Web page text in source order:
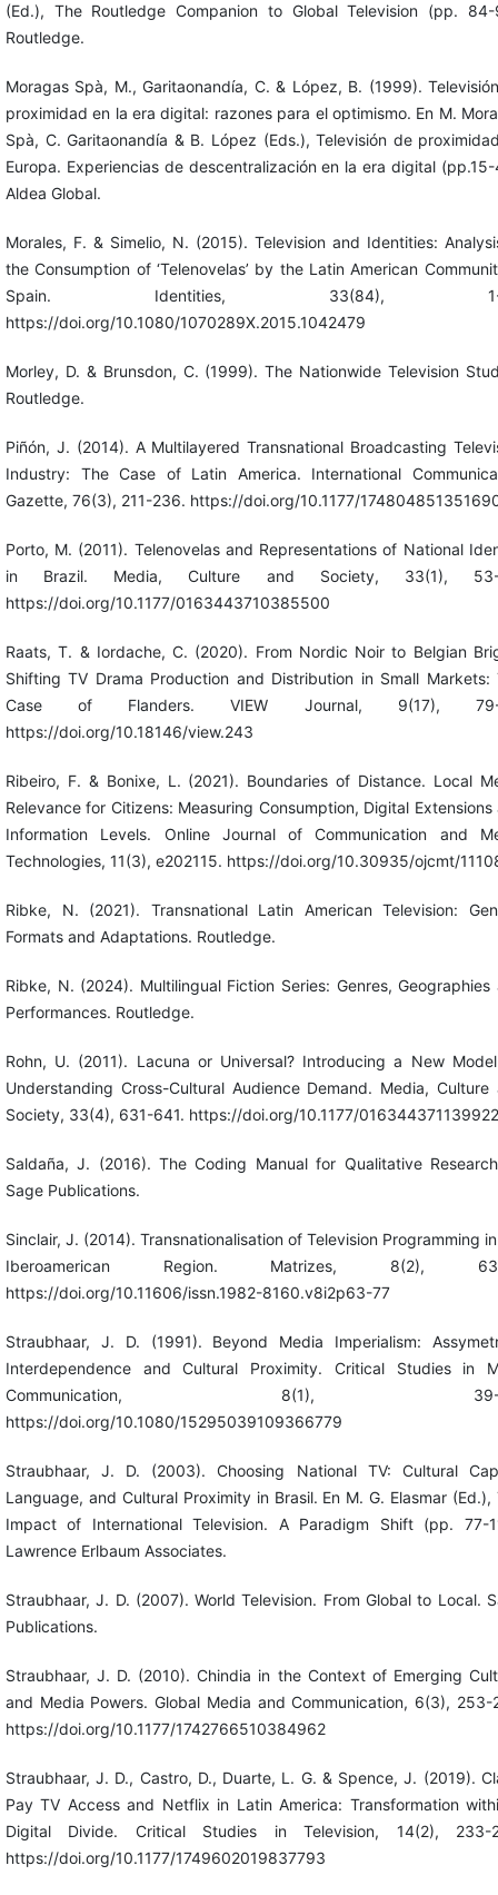
(Ed.), The Routledge Companion to Global Television (pp. 84-
Routledge.
Moragas Spà, M., Garitaonandía, C. & López, B. (1999).
proximidad en la era digital: razones para el optimismo. En M.
Spà, C. Garitaonandía & B. López (Eds.), Televisión de
Europa. Experiencias de descentralización en la era digital
Aldea Global.
Morales, F. & Simelio, N. (2015). Television and Identities:
the Consumption of ‘Telenovelas’ by the Latin American
Spain. Identities, 33(84), 1-
https://doi.org/10.1080/1070289X.2015.1042479
Morley, D. & Brunsdon, C. (1999). The Nationwide Television
Routledge.
Piñón, J. (2014). A Multilayered Transnational Broadcasting
Industry: The Case of Latin America. International
Gazette, 76(3), 211-236. https://doi.org/10.1177/
Porto, M. (2011). Telenovelas and Representations of National
in Brazil. Media, Culture and Society, 33(1), 53-
https://doi.org/10.1177/0163443710385500
Raats, T. & Iordache, C. (2020). From Nordic Noir to Belgian
Shifting TV Drama Production and Distribution in Small Markets:
Case of Flanders. VIEW Journal, 9(17), 79-
https://doi.org/10.18146/view.243
Ribeiro, F. & Bonixe, L. (2021). Boundaries of Distance. Local
Relevance for Citizens: Measuring Consumption, Digital Extensions
Information Levels. Online Journal of Communication and
Technologies, 11(3), e202115. https://doi.org/10.30935/ojcmt/
Ribke, N. (2021). Transnational Latin American Television:
Formats and Adaptations. Routledge.
Ribke, N. (2024). Multilingual Fiction Series: Genres, Geographies
Performances. Routledge.
Rohn, U. (2011). Lacuna or Universal? Introducing a New
Understanding Cross-Cultural Audience Demand. Media, Culture
Society, 33(4), 631-641. https://doi.org/10.1177/
Saldaña, J. (2016). The Coding Manual for Qualitative
Sage Publications.
Sinclair, J. (2014). Transnationalisation of Television Programming
Iberoamerican Region. Matrizes, 8(2), 63-
https://doi.org/10.11606/issn.1982-8160.v8i2p63-77
Straubhaar, J. D. (1991). Beyond Media Imperialism:
Interdependence and Cultural Proximity. Critical Studies in
Communication, 8(1), 39-
https://doi.org/10.1080/15295039109366779
Straubhaar, J. D. (2003). Choosing National TV: Cultural
Language, and Cultural Proximity in Brasil. En M. G. Elasmar (Ed.),
Impact of International Television. A Paradigm Shift (pp. 77-
Lawrence Erlbaum Associates.
Straubhaar, J. D. (2007). World Television. From Global to Local.
Publications.
Straubhaar, J. D. (2010). Chindia in the Context of Emerging
and Media Powers. Global Media and Communication, 6(3), 253-
https://doi.org/10.1177/1742766510384962
Straubhaar, J. D., Castro, D., Duarte, L. G. & Spence, J. (2019).
Pay TV Access and Netflix in Latin America: Transformation
Digital Divide. Critical Studies in Television, 14(2), 233-
https://doi.org/10.1177/1749602019837793